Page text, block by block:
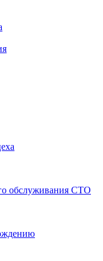
обслуживания СТО